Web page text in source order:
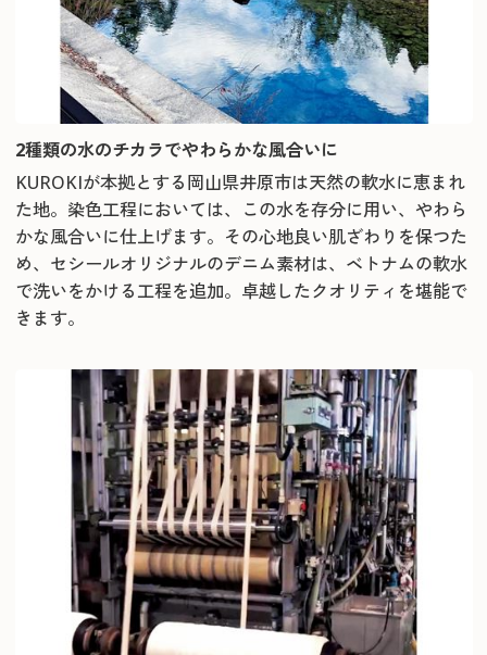
2種類の水のチカラでやわらかな風合いに
KUROKIが本拠とする岡山県井原市は天然の軟水に恵まれ
た地。染色工程においては、この水を存分に用い、やわら
かな風合いに仕上げます。その心地良い肌ざわりを保つた
め、セシールオリジナルのデニム素材は、ベトナムの軟水
で洗いをかける工程を追加。卓越したクオリティを堪能で
きます。